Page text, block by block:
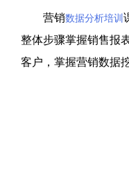
营销数据分析培训
整体步骤掌握销售报
客户，掌握营销数据